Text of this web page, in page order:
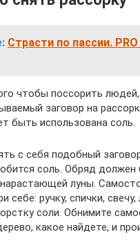
Страсти по пассии. PRO
чтобы поссорить людей,
заговор на
быть использована соль.
с себя подобный
соль. Обряд должен
луны.
себе: ручку, спички, свечу,
соли. Обнимите
какое найдете, и